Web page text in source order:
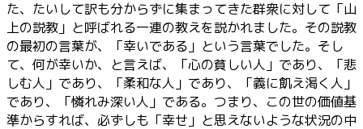
た、たいして訳も分からずに集まってきた群衆に対して「山
上の説教」と呼ばれる一連の教えを説かれました。その説教
の最初の言葉が、「幸いである」という言葉でした。そし
て、何が幸いか、と言えば、「心の貧しい人」であり、「悲
しむ人」であり、「柔和な人」であり、「義に飢え渇く人」
であり、「憐れみ深い人」である。つまり、この世の価値基
準からすれば、必ずしも「幸せ」と思えないような状況の中